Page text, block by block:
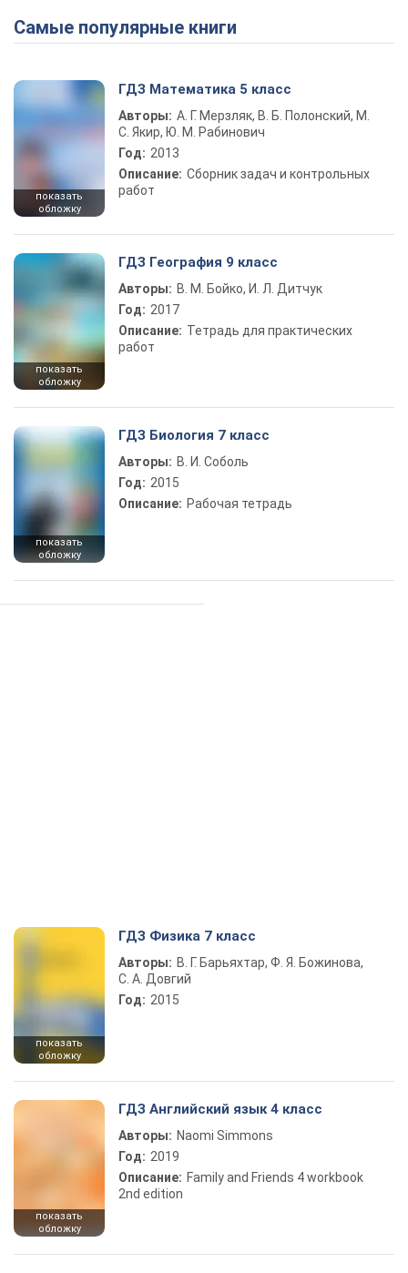
Самые популярные книги
показать
обложку
ГДЗ Математика 5 класс
Авторы: А. Г. Мерзляк, В. Б. Полонский, М.
С. Якир, Ю. М. Рабинович
Год: 2013
Описание: Сборник задач и контрольных
работ
показать
обложку
ГДЗ География 9 класс
Авторы: В. М. Бойко, И. Л. Дитчук
Год: 2017
Описание: Тетрадь для практических
работ
показать
обложку
ГДЗ Биология 7 класс
Авторы: В. И. Соболь
Год: 2015
Описание: Рабочая тетрадь
показать
обложку
ГДЗ Физика 7 класс
Авторы: В. Г. Барьяхтар, Ф. Я. Божинова,
С. А. Довгий
Год: 2015
показать
обложку
ГДЗ Английский язык 4 класс
Авторы: Naomi Simmons
Год: 2019
Описание: Family and Friends 4 workbook
2nd edition